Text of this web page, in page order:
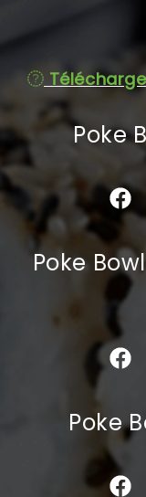
MENTIONS
C.G.V
Poke
Poke
Poke